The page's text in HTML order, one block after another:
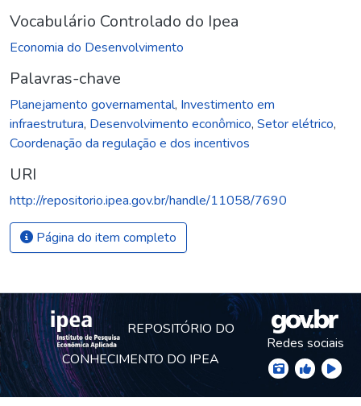
Vocabulário Controlado do Ipea
Economia do Desenvolvimento
Palavras-chave
Planejamento governamental, Investimento em
infraestrutura, Desenvolvimento econômico, Setor elétrico,
Coordenação da regulação e dos incentivos
URI
http://repositorio.ipea.gov.br/handle/11058/7690
Página do item completo
REPOSITÓRIO DO
CONHECIMENTO DO IPEA
Redes sociais